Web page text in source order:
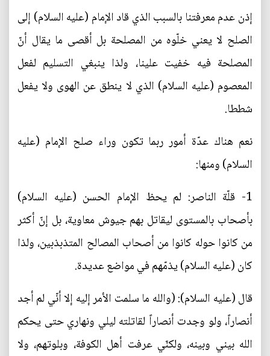
إذن عدم معرفتنا بالسبب الذي قاد الإمام (عليه السلام) إلى
الصلح لا يعني خلّوه من المصلحة بل أقصى ما يقال أنّ
المصلحة فيه خفيت علينا، ولذا ينبغي التسليم لفعل
المعصوم (عليه السلام) الذي لا ينطق عن الهوى ولا يفعل
شططا.
نعم هناك عدّة أمور ربما تكون وراء صلح الإمام (عليه
السلام) ومنها:
1- قلّة الناصر: لم يحظ الإمام الحسن (عليه السلام)
بأصحاب بالمستوى ليقاتل بهم جيوش معاوية، بل إنّ أكثر
من كانوا حوله كانوا من أصحاب المصالح المتذبذبين، ولذا
كان (عليه السلام) يذمّهم في مواضع عديدة.
قال (عليه السلام): (والله ما سلمت الأمر إليه إلا أنّي لم أجد
أنصاراً، ولو وجدت أنصاراً لقاتلته ليلي ونهاري حتى يحكم
الله بيني وبينه، ولكنّي عرفت أهل الكوفة، وبلوتهم، ولا